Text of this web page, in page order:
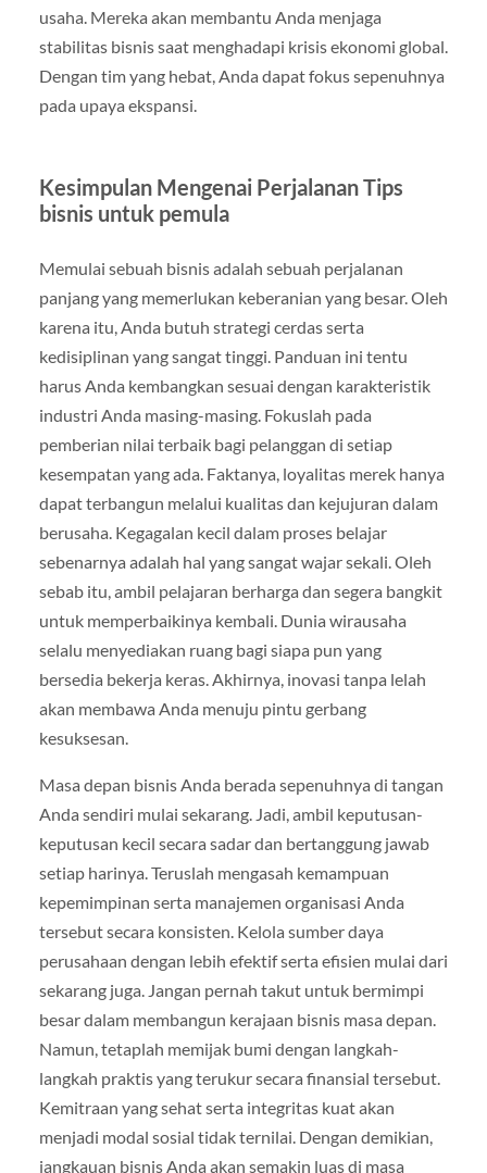
usaha. Mereka akan membantu Anda menjaga
stabilitas bisnis saat menghadapi krisis ekonomi global.
Dengan tim yang hebat, Anda dapat fokus sepenuhnya
pada upaya ekspansi.
Kesimpulan Mengenai Perjalanan Tips
bisnis untuk pemula
Memulai sebuah bisnis adalah sebuah perjalanan
panjang yang memerlukan keberanian yang besar. Oleh
karena itu, Anda butuh strategi cerdas serta
kedisiplinan yang sangat tinggi. Panduan ini tentu
harus Anda kembangkan sesuai dengan karakteristik
industri Anda masing-masing. Fokuslah pada
pemberian nilai terbaik bagi pelanggan di setiap
kesempatan yang ada. Faktanya, loyalitas merek hanya
dapat terbangun melalui kualitas dan kejujuran dalam
berusaha. Kegagalan kecil dalam proses belajar
sebenarnya adalah hal yang sangat wajar sekali. Oleh
sebab itu, ambil pelajaran berharga dan segera bangkit
untuk memperbaikinya kembali. Dunia wirausaha
selalu menyediakan ruang bagi siapa pun yang
bersedia bekerja keras. Akhirnya, inovasi tanpa lelah
akan membawa Anda menuju pintu gerbang
kesuksesan.
Masa depan bisnis Anda berada sepenuhnya di tangan
Anda sendiri mulai sekarang. Jadi, ambil keputusan-
keputusan kecil secara sadar dan bertanggung jawab
setiap harinya. Teruslah mengasah kemampuan
kepemimpinan serta manajemen organisasi Anda
tersebut secara konsisten. Kelola sumber daya
perusahaan dengan lebih efektif serta efisien mulai dari
sekarang juga. Jangan pernah takut untuk bermimpi
besar dalam membangun kerajaan bisnis masa depan.
Namun, tetaplah memijak bumi dengan langkah-
langkah praktis yang terukur secara finansial tersebut.
Kemitraan yang sehat serta integritas kuat akan
menjadi modal sosial tidak ternilai. Dengan demikian,
jangkauan bisnis Anda akan semakin luas di masa